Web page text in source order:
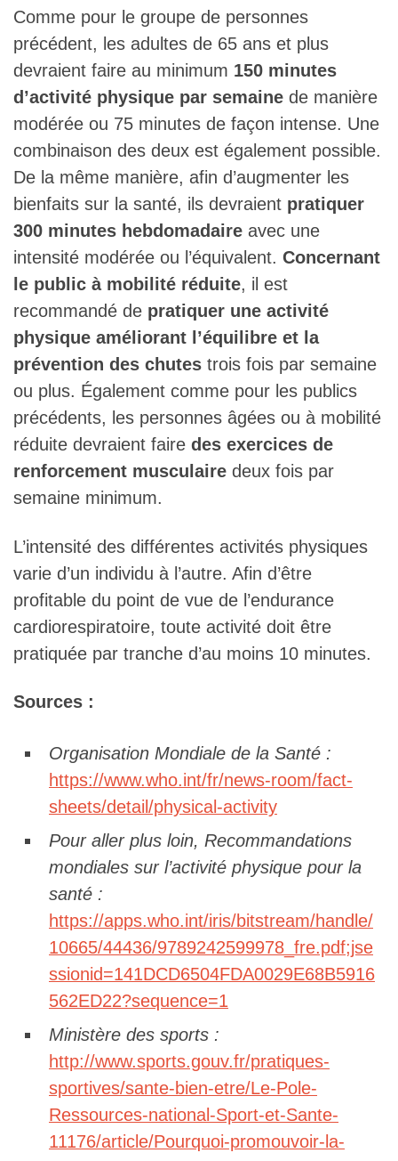
Comme pour le groupe de personnes
précédent, les adultes de 65 ans et plus
devraient faire au minimum 150 minutes
d’activité physique par semaine de manière
modérée ou 75 minutes de façon intense. Une
combinaison des deux est également possible.
De la même manière, afin d’augmenter les
bienfaits sur la santé, ils devraient pratiquer
300 minutes hebdomadaire avec une
intensité modérée ou l’équivalent. Concernant
le public à mobilité réduite, il est
recommandé de pratiquer une activité
physique améliorant l’équilibre et la
prévention des chutes trois fois par semaine
ou plus. Également comme pour les publics
précédents, les personnes âgées ou à mobilité
réduite devraient faire des exercices de
renforcement musculaire deux fois par
semaine minimum.
L’intensité des différentes activités physiques
varie d’un individu à l’autre. Afin d’être
profitable du point de vue de l’endurance
cardiorespiratoire, toute activité doit être
pratiquée par tranche d’au moins 10 minutes.
Sources :
Organisation Mondiale de la Santé :
https://www.who.int/fr/news-room/fact-
sheets/detail/physical-activity
Pour aller plus loin, Recommandations
mondiales sur l’activité physique pour la
santé :
https://apps.who.int/iris/bitstream/handle/
10665/44436/9789242599978_fre.pdf;jse
ssionid=141DCD6504FDA0029E68B5916
562ED22?sequence=1
Ministère des sports :
http://www.sports.gouv.fr/pratiques-
sportives/sante-bien-etre/Le-Pole-
Ressources-national-Sport-et-Sante-
11176/article/Pourquoi-promouvoir-la-